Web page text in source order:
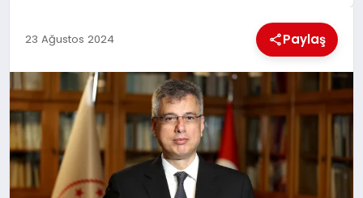
MAGAZIN
GENEL
EKONOMI
YEREL HABERLER
23 Ağustos 2024 Paylaş